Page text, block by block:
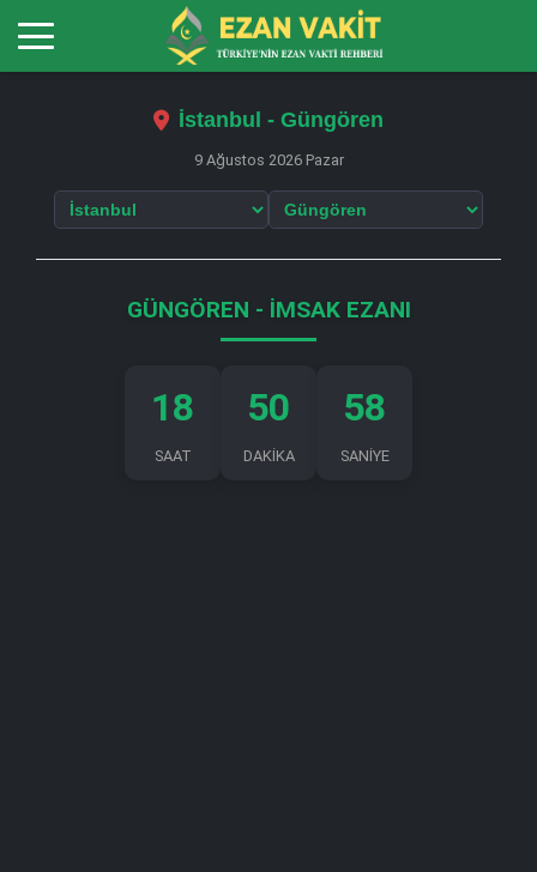
İstanbul - Güngören
9 Ağustos 2026 Pazar
GÜNGÖREN - İMSAK EZANI
18
SAAT
50
DAKİKA
57
SANİYE